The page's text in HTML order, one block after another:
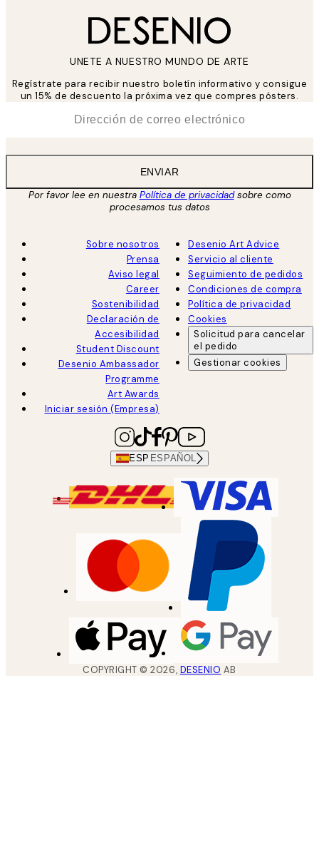
UNETE A NUESTRO MUNDO DE ARTE
Regístrate para recibir nuestro boletín informativo y consigue
un 15% de descuento la próxima vez que compres pósters.
ENVIAR
Por favor lee en nuestra Política de privacidadsobre como
procesamos tus datos
Sobre nosotros
Prensa
Aviso legal
Career
Sostenibilidad
Declaración de
Accesibilidad
Student Discount
Desenio Ambassador
Programme
Art Awards
Iniciar sesión (Empresa)
Desenio Art Advice
Servicio al cliente
Seguimiento de pedidos
Condiciones de compra
Política de privacidad
Cookies
Solicitud para cancelar
el pedido
Gestionar cookies
ESP ESPAÑOL
COPYRIGHT ©2026, DESENIO AB